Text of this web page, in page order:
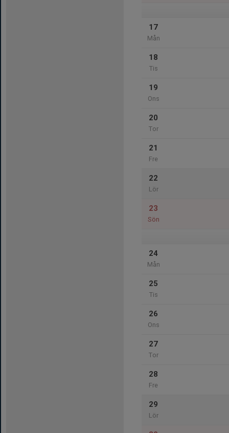
17
Mån
18
Tis
19
Ons
20
Tor
21
Fre
22
Lör
23
Sön
24
Mån
25
Tis
26
Ons
27
Tor
28
Fre
29
Lör